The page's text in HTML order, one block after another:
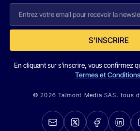
S'INSCRIRE
En cliquant sur s'inscrire, vous confirmez
Termes et Conditions
© 2026 Talmont Media SAS. tous